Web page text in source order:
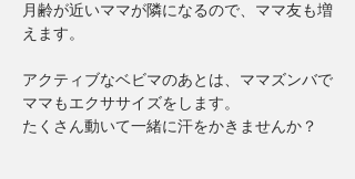
月齢が近いママが隣になるので、ママ友も増
えます。
アクティブなベビマのあとは、ママズンバで
ママもエクササイズをします。
たくさん動いて一緒に汗をかきませんか？